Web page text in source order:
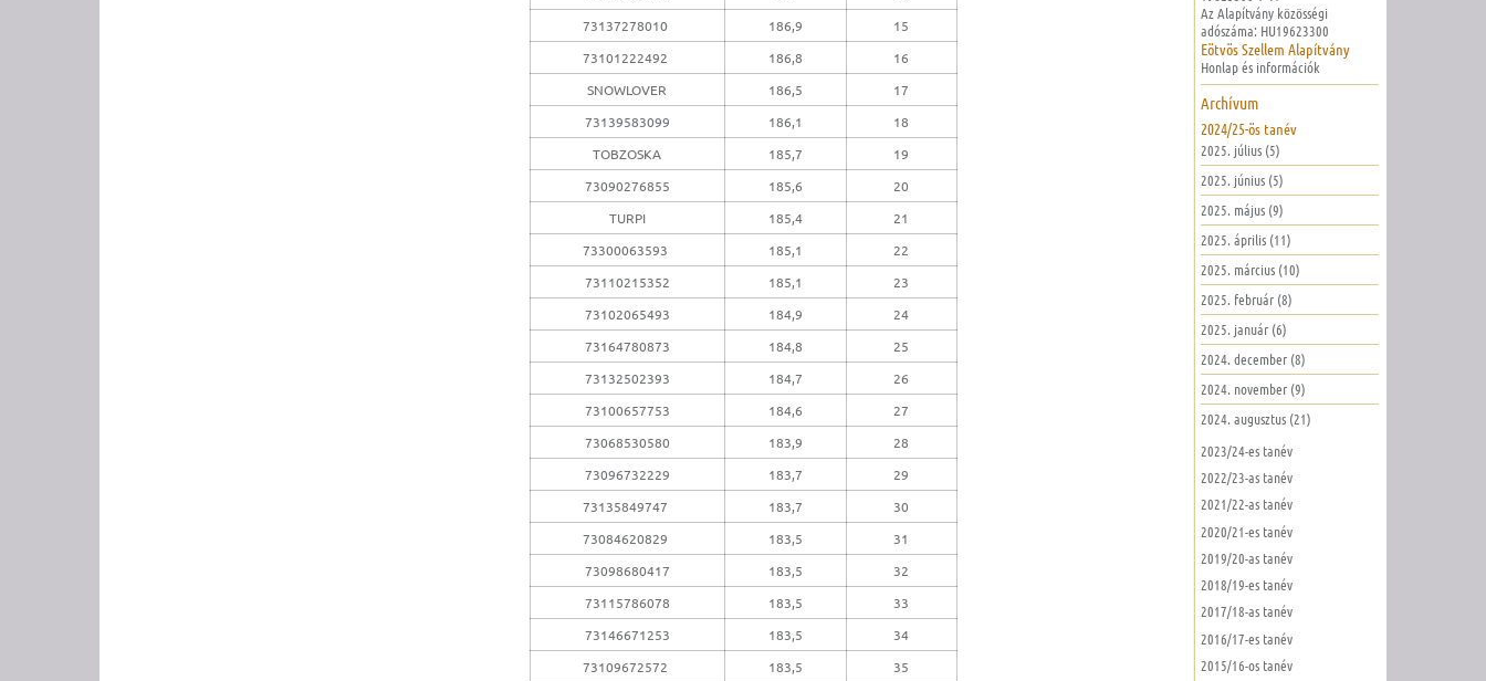
73137278010
186,9
15
73101222492
186,8
16
SNOWLOVER
186,5
17
73139583099
186,1
18
TOBZOSKA
185,7
19
73090276855
185,6
20
TURPI
185,4
21
73300063593
185,1
22
73110215352
185,1
23
73102065493
184,9
24
73164780873
184,8
25
73132502393
184,7
26
73100657753
184,6
27
73068530580
183,9
28
73096732229
183,7
29
73135849747
183,7
30
73084620829
183,5
31
73098680417
183,5
32
73115786078
183,5
33
73146671253
183,5
34
73109672572
183,5
35
Az Alapítvány közösségi
adószáma: HU19623300
Eötvös Szellem Alapítvány
Honlap és információk
Archívum
2024/25-ös tanév
2025. július (5)
2025. június (5)
2025. május (9)
2025. április (11)
2025. március (10)
2025. február (8)
2025. január (6)
2024. december (8)
2024. november (9)
2024. augusztus (21)
2023/24-es tanév
2022/23-as tanév
2021/22-as tanév
2020/21-es tanév
2019/20-as tanév
2018/19-es tanév
2017/18-as tanév
2016/17-es tanév
2015/16-os tanév